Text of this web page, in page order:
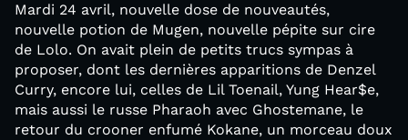
Mardi 24 avril, nouvelle dose de nouveautés,
nouvelle potion de Mugen, nouvelle pépite sur cire
de Lolo. On avait plein de petits trucs sympas à
proposer, dont les dernières apparitions de Denzel
Curry, encore lui, celles de Lil Toenail, Yung Hear$e,
mais aussi le russe Pharaoh avec Ghostemane, le
retour du crooner enfumé Kokane, un morceau doux